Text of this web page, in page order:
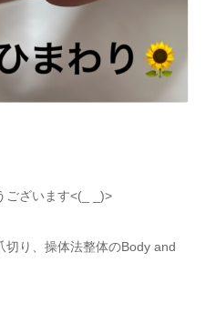
ございます<(_ _)>
切り、操体法整体のBody and